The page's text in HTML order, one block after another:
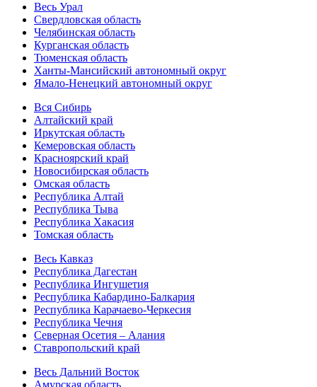
Весь Урал
Свердловская область
Челябинская область
Курганская область
Тюменская область
Ханты-Мансийский автономный округ
Ямало-Ненецкий автономный округ
Вся Сибирь
Алтайский край
Иркутская область
Кемеровская область
Красноярский край
Новосибирская область
Омская область
Республика Алтай
Республика Тыва
Республика Хакасия
Томская область
Весь Кавказ
Республика Дагестан
Республика Ингушетия
Республика Кабардино-Балкария
Республика Карачаево-Черкесия
Республика Чечня
Северная Осетия – Алания
Ставропольский край
Весь Дальний Восток
Амурская область